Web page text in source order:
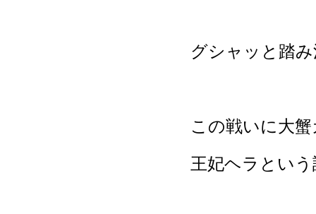
グシャッと踏
この戦いに大
王妃ヘラとい